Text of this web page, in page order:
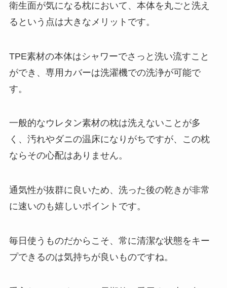
衛生面が気になる枕において、本体を丸ごと洗え
るという点は大きなメリットです。
TPE素材の本体はシャワーでさっと洗い流すこと
ができ、専用カバーは洗濯機での洗浄が可能で
す。
一般的なウレタン素材の枕は洗えないことが多
く、汚れやダニの温床になりがちですが、この枕
ならその心配はありません。
通気性が抜群に良いため、洗った後の乾きが非常
に速いのも嬉しいポイントです。
毎日使うものだからこそ、常に清潔な状態をキー
プできるのは気持ちが良いものですね。